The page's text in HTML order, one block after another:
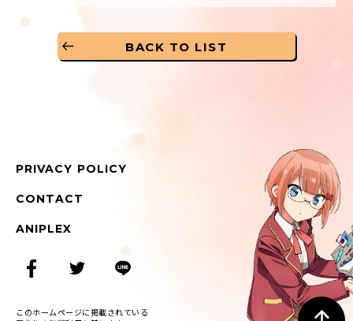
BACK TO LIST
PRIVACY POLICY
CONTACT
ANIPLEX
このホームページに掲載されている